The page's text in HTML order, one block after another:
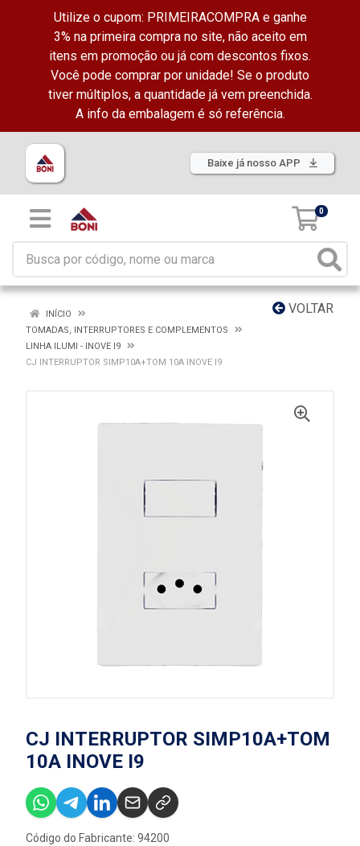
Utilize o cupom: PRIMEIRACOMPRA e ganhe
3% na primeira compra no site, não aceito em
itens em promoção ou já com descontos fixos.
Você pode comprar por unidade! Se o produto
tiver múltiplos, a quantidade já vem preenchida.
A info da embalagem é só referência.
Baixe já nosso APP
0
VOLTAR
INÍCIO
TOMADAS, INTERRUPTORES E COMPLEMENTOS
LINHA ILUMI - INOVE I9
CJ INTERRUPTOR SIMP10A+TOM 10A INOVE I9
CJ INTERRUPTOR SIMP10A+TOM
10A INOVE I9
Código do Fabricante: 94200